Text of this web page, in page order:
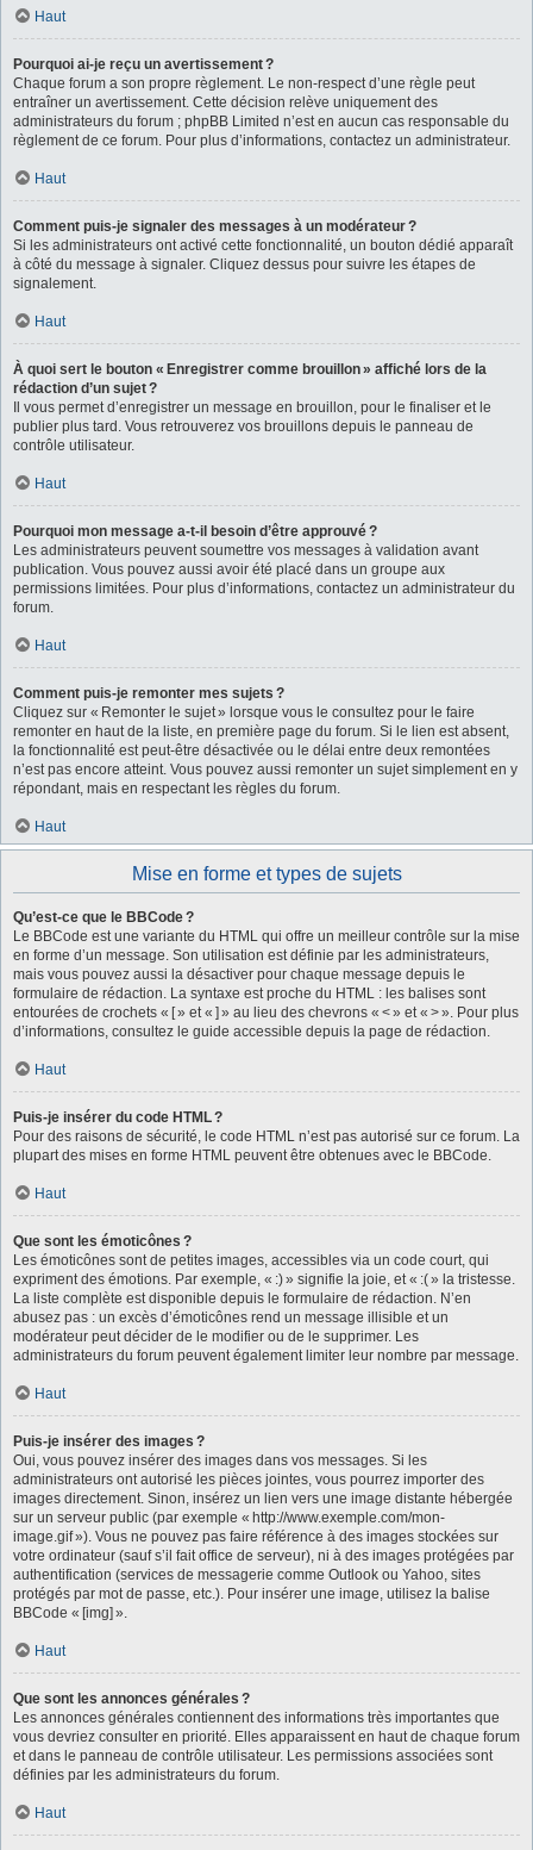
Haut
Pourquoi ai-je reçu un avertissement ?
Chaque forum a son propre règlement. Le non-respect d’une règle peut
entraîner un avertissement. Cette décision relève uniquement des
administrateurs du forum ; phpBB Limited n’est en aucun cas responsable du
règlement de ce forum. Pour plus d’informations, contactez un administrateur.
Haut
Comment puis-je signaler des messages à un modérateur ?
Si les administrateurs ont activé cette fonctionnalité, un bouton dédié apparaît
à côté du message à signaler. Cliquez dessus pour suivre les étapes de
signalement.
Haut
À quoi sert le bouton « Enregistrer comme brouillon » affiché lors de la
rédaction d’un sujet ?
Il vous permet d’enregistrer un message en brouillon, pour le finaliser et le
publier plus tard. Vous retrouverez vos brouillons depuis le panneau de
contrôle utilisateur.
Haut
Pourquoi mon message a-t-il besoin d’être approuvé ?
Les administrateurs peuvent soumettre vos messages à validation avant
publication. Vous pouvez aussi avoir été placé dans un groupe aux
permissions limitées. Pour plus d’informations, contactez un administrateur du
forum.
Haut
Comment puis-je remonter mes sujets ?
Cliquez sur « Remonter le sujet » lorsque vous le consultez pour le faire
remonter en haut de la liste, en première page du forum. Si le lien est absent,
la fonctionnalité est peut-être désactivée ou le délai entre deux remontées
n’est pas encore atteint. Vous pouvez aussi remonter un sujet simplement en y
répondant, mais en respectant les règles du forum.
Haut
Mise en forme et types de sujets
Qu’est-ce que le BBCode ?
Le BBCode est une variante du HTML qui offre un meilleur contrôle sur la mise
en forme d’un message. Son utilisation est définie par les administrateurs,
mais vous pouvez aussi la désactiver pour chaque message depuis le
formulaire de rédaction. La syntaxe est proche du HTML : les balises sont
entourées de crochets « [ » et « ] » au lieu des chevrons « < » et « > ». Pour plus
d’informations, consultez le guide accessible depuis la page de rédaction.
Haut
Puis-je insérer du code HTML ?
Pour des raisons de sécurité, le code HTML n’est pas autorisé sur ce forum. La
plupart des mises en forme HTML peuvent être obtenues avec le BBCode.
Haut
Que sont les émoticônes ?
Les émoticônes sont de petites images, accessibles via un code court, qui
expriment des émotions. Par exemple, « :) » signifie la joie, et « :( » la tristesse.
La liste complète est disponible depuis le formulaire de rédaction. N’en
abusez pas : un excès d’émoticônes rend un message illisible et un
modérateur peut décider de le modifier ou de le supprimer. Les
administrateurs du forum peuvent également limiter leur nombre par message.
Haut
Puis-je insérer des images ?
Oui, vous pouvez insérer des images dans vos messages. Si les
administrateurs ont autorisé les pièces jointes, vous pourrez importer des
images directement. Sinon, insérez un lien vers une image distante hébergée
sur un serveur public (par exemple « http://www.exemple.com/mon-
image.gif »). Vous ne pouvez pas faire référence à des images stockées sur
votre ordinateur (sauf s’il fait office de serveur), ni à des images protégées par
authentification (services de messagerie comme Outlook ou Yahoo, sites
protégés par mot de passe, etc.). Pour insérer une image, utilisez la balise
BBCode « [img] ».
Haut
Que sont les annonces générales ?
Les annonces générales contiennent des informations très importantes que
vous devriez consulter en priorité. Elles apparaissent en haut de chaque forum
et dans le panneau de contrôle utilisateur. Les permissions associées sont
définies par les administrateurs du forum.
Haut